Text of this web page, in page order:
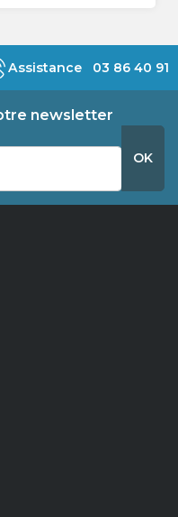
Assistance 03 86 40 91
newsletter
OK